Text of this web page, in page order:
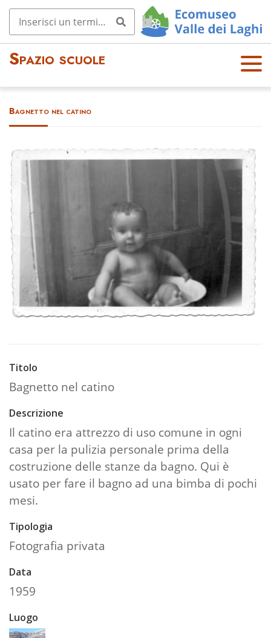
Spazio scuole
OPE
N
Bagnetto nel catino
Titolo
Bagnetto nel catino
Descrizione
Il catino era attrezzo di uso comune in ogni
casa per la pulizia personale prima della
costruzione delle stanze da bagno. Qui è
usato per fare il bagno ad una bimba di pochi
mesi.
Tipologia
Fotografia privata
Data
1959
Luogo